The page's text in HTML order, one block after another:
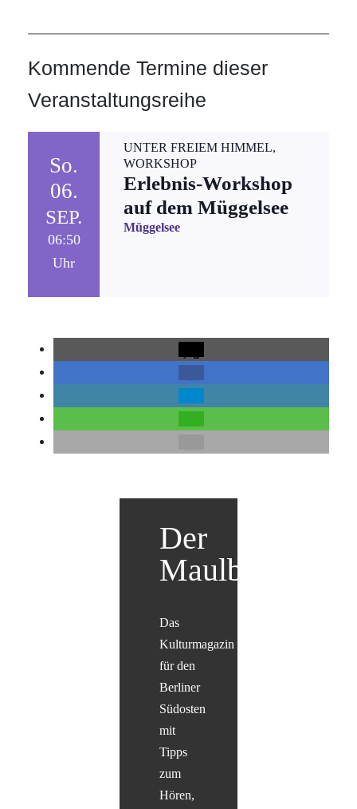
Kommende Termine dieser
Veranstaltungsreihe
So.
06.
SEP.
06:50
Uhr
UNTER FREIEM HIMMEL,
WORKSHOP
Erlebnis-Workshop
auf dem Müggelsee
Müggelsee
Der
Maulbär
Das
Kulturmagazin
für den
Berliner
Südosten
mit
Tipps
zum
Hören,